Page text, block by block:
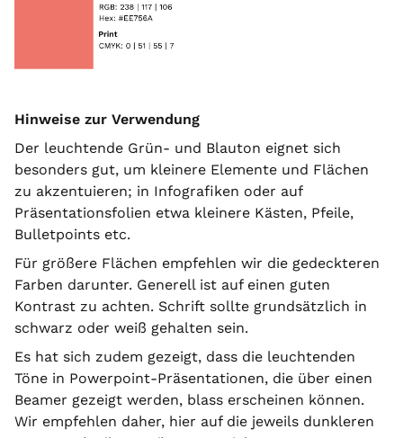
Hinweise zur Verwendung
Der leuchtende Grün- und Blauton eignet sich
besonders gut, um kleinere Elemente und Flächen
zu akzentuieren; in Infografiken oder auf
Präsentationsfolien etwa kleinere Kästen, Pfeile,
Bulletpoints etc.
Für größere Flächen empfehlen wir die gedeckteren
Farben darunter. Generell ist auf einen guten
Kontrast zu achten. Schrift sollte grundsätzlich in
schwarz oder weiß gehalten sein.
Es hat sich zudem gezeigt, dass die leuchtenden
Töne in Powerpoint-Präsentationen, die über einen
Beamer gezeigt werden, blass erscheinen können.
Wir empfehlen daher, hier auf die jeweils dunkleren